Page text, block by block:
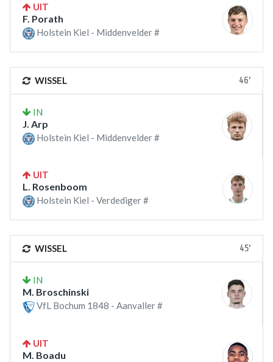
UIT
F. Porath
Holstein Kiel - Middenvelder #
WISSEL 46'
IN
J. Arp
Holstein Kiel - Middenvelder #
UIT
L. Rosenboom
Holstein Kiel - Verdediger #
WISSEL 45'
IN
M. Broschinski
VfL Bochum 1848 - Aanvaller #
UIT
M. Boadu